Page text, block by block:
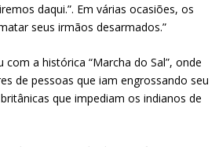
daqui.”. Em várias ocasiões, os
seus irmãos desarmados.”
a histórica “Marcha do Sal”, onde
de pessoas que iam engrossando seu
que impediam os indianos de